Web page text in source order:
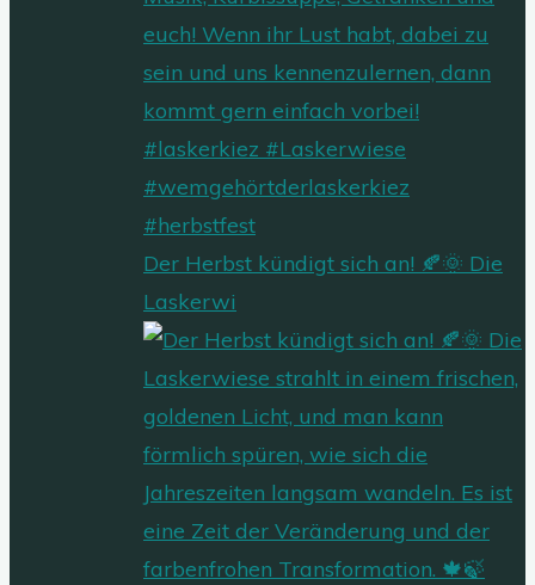
Der Herbst kündigt sich an! 🍂🌞 Die
Laskerwi